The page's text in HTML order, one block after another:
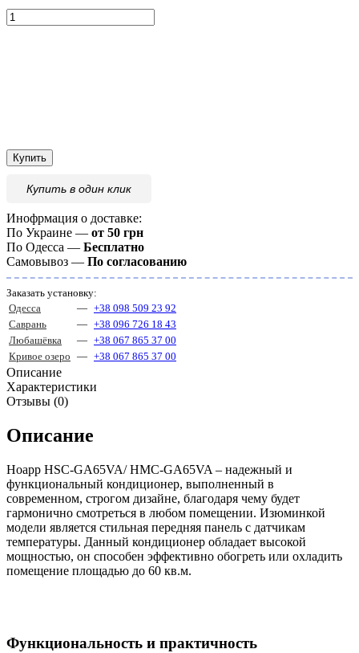
Купить
Купить в один клик
Инофрмация о доставке:
По Украине — от 50 грн
По Одесса — Бесплатно
Самовывоз — По согласованию
Заказать установку:
Одесса
— +38 098 509 23 92
Саврань
— +38 096 726 18 43
Любашёвка
— +38 067 865 37 00
Кривое озеро — +38 067 865 37 00
Описание
Характеристики
Отзывы (0)
Описание
Ноарр HSC-GA65VA/ HMC-GA65VA – надежный и
функциональный кондиционер, выполненный в
современном, строгом дизайне, благодаря чему будет
гармонично смотреться в любом помещении. Изюминкой
модели является стильная передняя панель с датчикам
температуры. Данный кондиционер обладает высокой
мощностью, он способен эффективно обогреть или охладить
помещение площадью до 60 кв.м.
Функциональность и практичность